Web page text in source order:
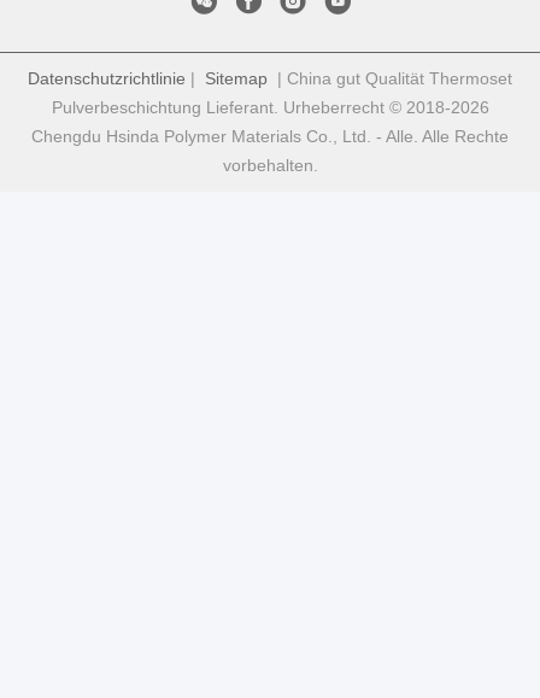
Datenschutzrichtlinie | Sitemap | China gut Qualität Thermoset
Pulverbeschichtung Lieferant. Urheberrecht © 2018-2026
Chengdu Hsinda Polymer Materials Co., Ltd. - Alle. Alle Rechte
vorbehalten.